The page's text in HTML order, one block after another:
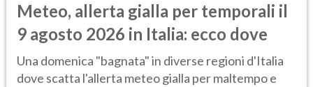
Meteo, allerta gialla per temporali il
9 agosto 2026 in Italia: ecco dove
Una domenica "bagnata" in diverse regioni d'Italia
dove scatta l'allerta meteo gialla per maltempo e